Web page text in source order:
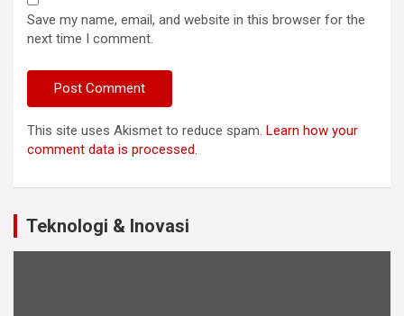
Save my name, email, and website in this browser for the
next time I comment.
This site uses Akismet to reduce spam. Learn how your
comment data is processed.
Teknologi & Inovasi